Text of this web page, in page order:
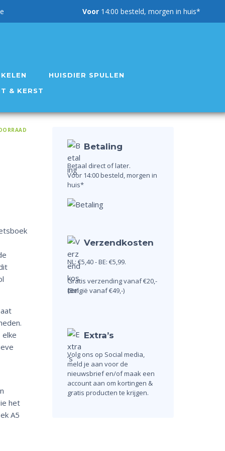
garantie Voor 14:00 besteld, morgen in huis*
HUISDIER SPULLEN
& KERST
het
A5
Betaling
Betaal direct of later.
Voor 14:00 besteld, morgen in
huis*
Verzendkosten
NL: €5,40 - BE: €5,99.
Gratis verzending vanaf €20,-
(België vanaf €49,-)
Extra’s
Volg ons op Social media,
meld je aan voor de
nieuwsbrief en/of maak een
account aan om kortingen &
gratis producten te krijgen.